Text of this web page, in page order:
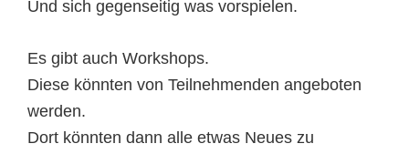
Und sich gegenseitig was vorspielen.
Es gibt auch Workshops.
Diese könnten von Teilnehmenden angeboten
werden.
Dort könnten dann alle etwas Neues zu